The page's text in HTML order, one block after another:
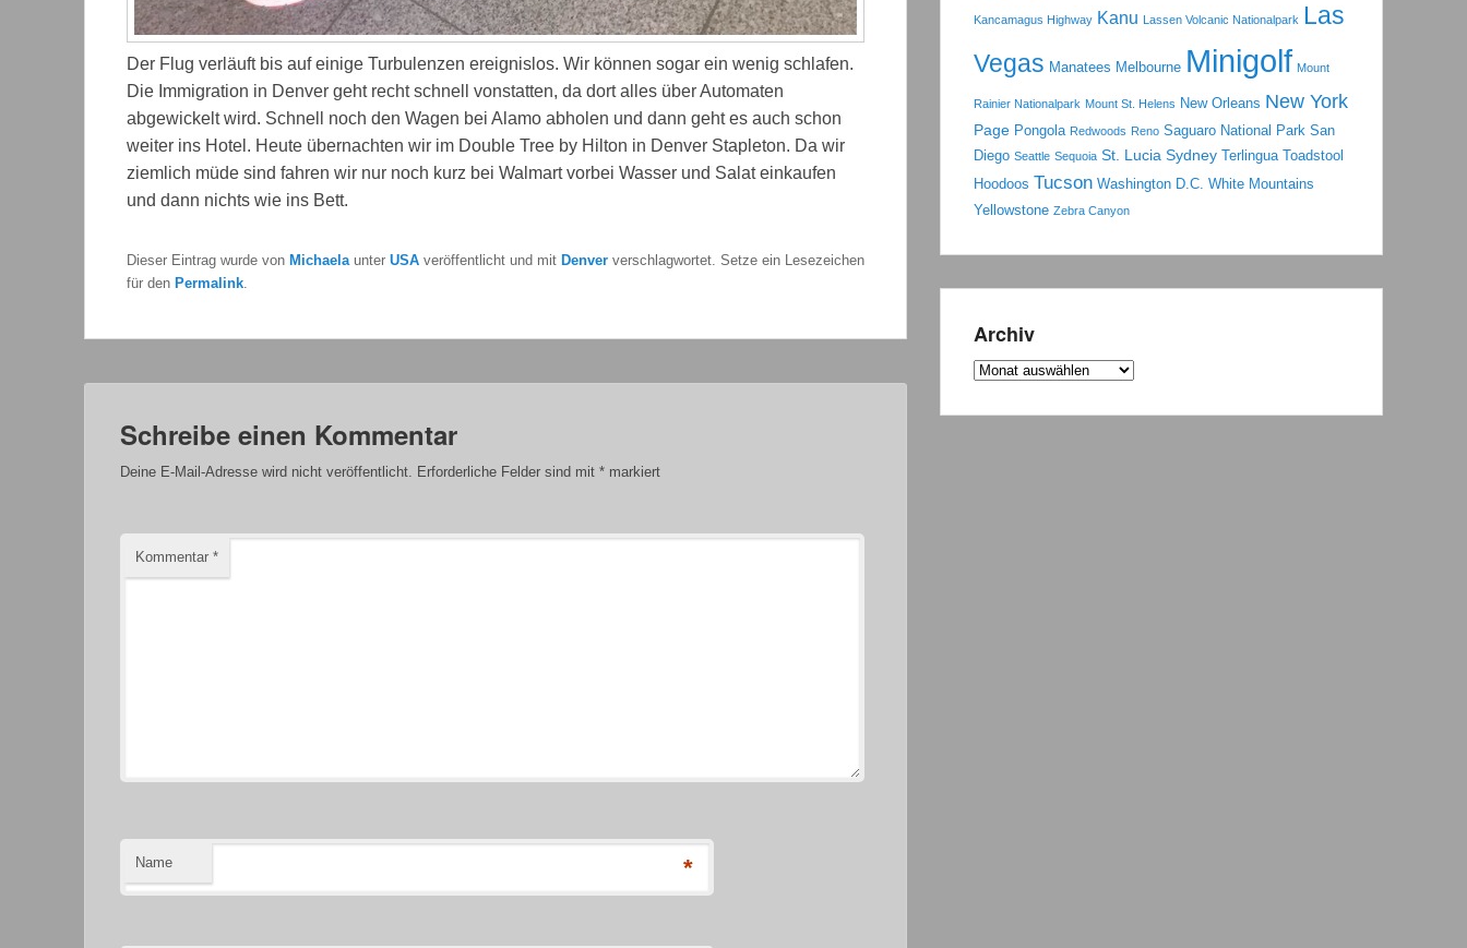
Der Flug verläuft bis auf einige Turbulenzen ereignislos. Wir können sogar ein wenig schlafen.
Die Immigration in Denver geht recht schnell vonstatten, da dort alles über Automaten
abgewickelt wird. Schnell noch den Wagen bei Alamo abholen und dann geht es auch schon
weiter ins Hotel. Heute übernachten wir im Double Tree by Hilton in Denver Stapleton. Da wir
ziemlich müde sind fahren wir nur noch kurz bei Walmart vorbei Wasser und Salat einkaufen
und dann nichts wie ins Bett.
Dieser Eintrag wurde von Michaela unter USA veröffentlicht und mit Denver verschlagwortet. Setze ein Lesezeichen
für den Permalink
Schreibe einen Kommentar
Deine E-Mail-Adresse wird nicht veröffentlicht. Erforderliche Felder sind mit * markiert
Kommentar *
Name *
Kancamagus Highway Kanu Lassen Volcanic Nationalpark Las
Vegas Manatees Melbourne Minigolf Mount
Rainier Nationalpark Mount St. Helens New Orleans New York
Page Pongola Redwoods Reno Saguaro National Park San
Diego Seattle Sequoia St. Lucia Sydney Terlingua Toadstool
Hoodoos Tucson Washington D.C. White Mountains
Yellowstone Zebra Canyon
Archiv
Archiv